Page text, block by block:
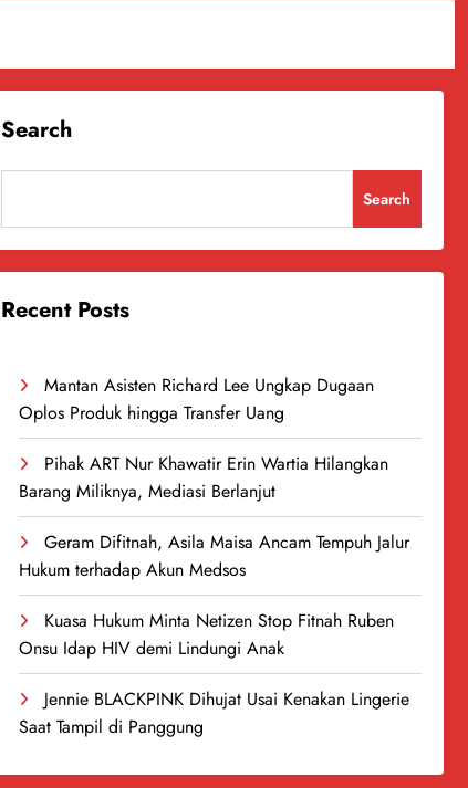
Search
Search
Recent Posts
Mantan Asisten Richard Lee Ungkap Dugaan
Oplos Produk hingga Transfer Uang
Pihak ART Nur Khawatir Erin Wartia Hilangkan
Barang Miliknya, Mediasi Berlanjut
Geram Difitnah, Asila Maisa Ancam Tempuh Jalur
Hukum terhadap Akun Medsos
Kuasa Hukum Minta Netizen Stop Fitnah Ruben
Onsu Idap HIV demi Lindungi Anak
Jennie BLACKPINK Dihujat Usai Kenakan Lingerie
Saat Tampil di Panggung